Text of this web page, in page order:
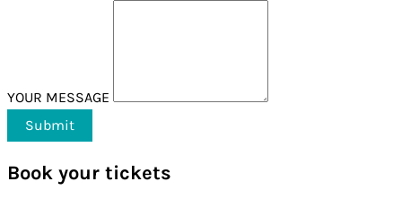
YOUR MESSAGE
Book your tickets